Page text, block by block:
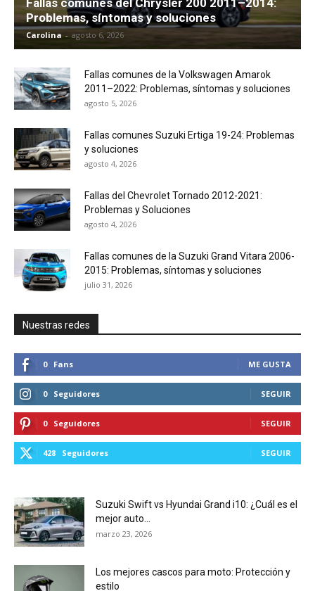
Problemas, síntomas y soluciones
Carolina - agosto 6, 2026
Fallas comunes de la Volkswagen Amarok
2011–2022: Problemas, síntomas y soluciones
agosto 5, 2026
Fallas comunes Suzuki Ertiga 19-24: Problemas
y soluciones
agosto 4, 2026
Fallas del Chevrolet Tornado 2012-2021:
Problemas y Soluciones
agosto 4, 2026
Fallas comunes de la Suzuki Grand Vitara 2006-
2015: Problemas, síntomas y soluciones
julio 31, 2026
Nuestras redes
0 Fans ME GUSTA
0 Seguidores SEGUIR
0 Seguidores SEGUIR
428 Seguidores SEGUIR
Suzuki Swift vs Hyundai Grand i10: ¿Cuál es el
mejor auto...
marzo 23, 2026
Los mejores cascos para moto: Protección y
estilo